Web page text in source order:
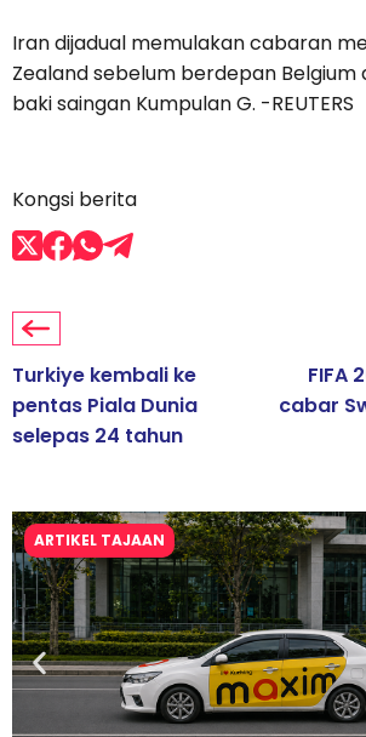
Iran dijadual memulakan cabaran
Zealand sebelum berdepan Belgium
baki saingan Kumpulan G. -REUTERS
Kongsi berita
Turkiye kembali ke
pentas Piala Dunia
selepas 24 tahun
FIFA
cabar
ARTIKEL TAJAAN